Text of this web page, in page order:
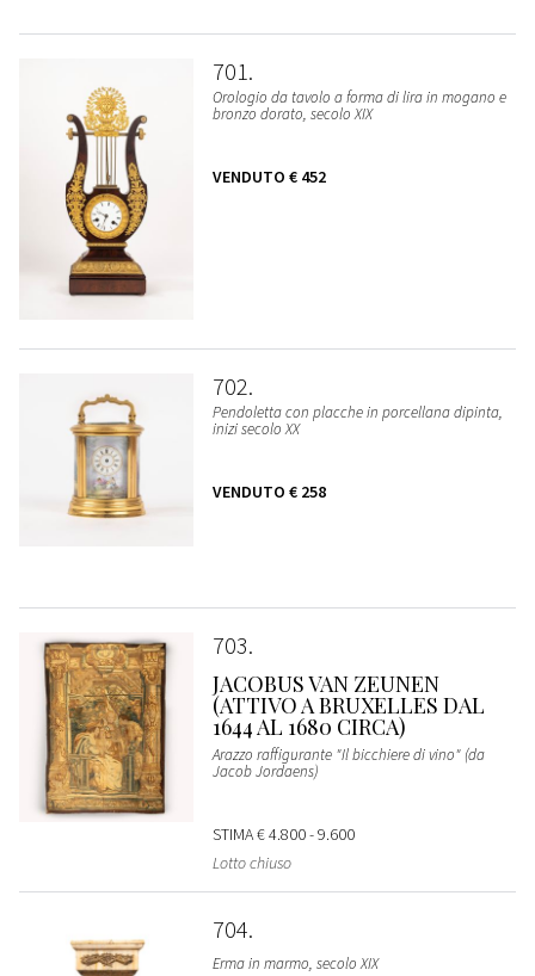
701
Orologio da tavolo a forma di lira in mogano e
bronzo dorato, secolo XIX
VENDUTO € 452
702
Pendoletta con placche in porcellana dipinta,
inizi secolo XX
VENDUTO € 258
703
JACOBUS VAN ZEUNEN
(ATTIVO A BRUXELLES DAL
1644 AL 1680 CIRCA)
Arazzo raffigurante "Il bicchiere di vino" (da
Jacob Jordaens)
STIMA€ 4.800 - 9.600
Lotto chiuso
704
Erma in marmo, secolo XIX